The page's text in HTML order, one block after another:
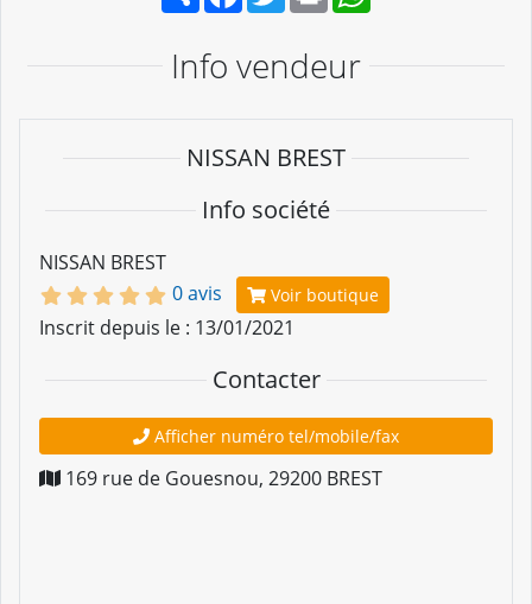
Info vendeur
NISSAN BREST
Info société
NISSAN BREST
0 avis
Voir boutique
Inscrit depuis le : 13/01/2021
Contacter
Afficher numéro tel/mobile/fax
169 rue de Gouesnou, 29200 BREST